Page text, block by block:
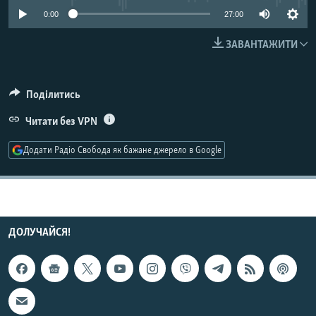
МУЛЬТИМЕДІА
ПОДКАСТИ
КРИМ РЕАЛІЇ
РУС
ДОЛУЧАЙСЯ!
0:00 27:00
ЗАВАНТАЖИТИ
Поділитись
Читати без VPN
Додати Радіо Свобода як бажане джерело в Google
ДОЛУЧАЙСЯ!